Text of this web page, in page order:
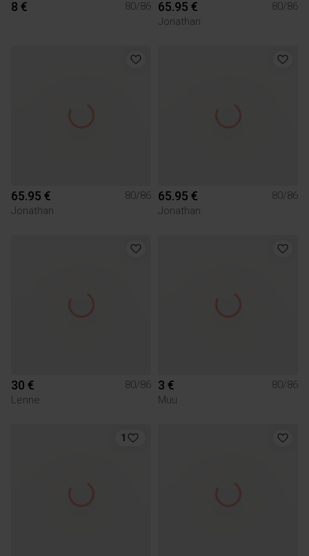
8 € 80/86 65.95 €
80/86
Jonathan
65.95 €
80/86
Jonathan
65.95 €
80/86
Jonathan
30 €
80/86
Lenne
3 €
80/86
Muu
1